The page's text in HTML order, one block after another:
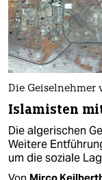
Die Geiselnehmer
Islamisten
Die algerischen
Weitere
um die soziale
Von Mirco